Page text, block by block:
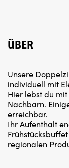
ÜBER
Unsere
individuell mit
Hier lebst du
Nachbarn.
erreichbar.
Ihr Aufenthalt
regionalen